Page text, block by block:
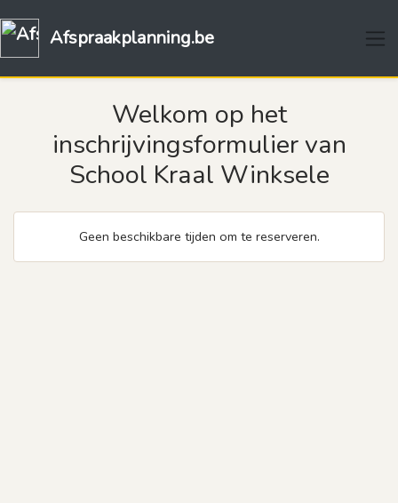
Afspraakplanning.be
Welkom op het
inschrijvingsformulier van
School Kraal Winksele
Geen beschikbare tijden om te reserveren.